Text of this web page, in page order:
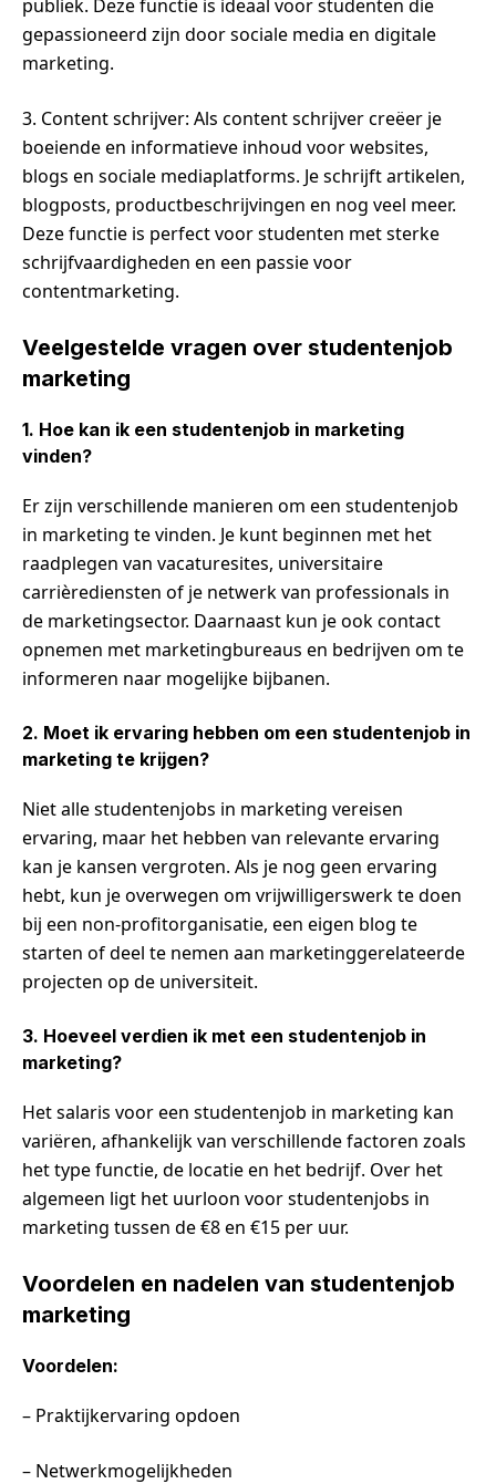
publiek. Deze functie is ideaal voor studenten die
gepassioneerd zijn door sociale media en digitale
marketing.
3. Content schrijver: Als content schrijver creëer je
boeiende en informatieve inhoud voor websites,
blogs en sociale mediaplatforms. Je schrijft artikelen,
blogposts, productbeschrijvingen en nog veel meer.
Deze functie is perfect voor studenten met sterke
schrijfvaardigheden en een passie voor
contentmarketing.
Veelgestelde vragen over studentenjob
marketing
1. Hoe kan ik een studentenjob in marketing
vinden?
Er zijn verschillende manieren om een studentenjob
in marketing te vinden. Je kunt beginnen met het
raadplegen van vacaturesites, universitaire
carrièrediensten of je netwerk van professionals in
de marketingsector. Daarnaast kun je ook contact
opnemen met marketingbureaus en bedrijven om te
informeren naar mogelijke bijbanen.
2. Moet ik ervaring hebben om een studentenjob in
marketing te krijgen?
Niet alle studentenjobs in marketing vereisen
ervaring, maar het hebben van relevante ervaring
kan je kansen vergroten. Als je nog geen ervaring
hebt, kun je overwegen om vrijwilligerswerk te doen
bij een non-profitorganisatie, een eigen blog te
starten of deel te nemen aan marketinggerelateerde
projecten op de universiteit.
3. Hoeveel verdien ik met een studentenjob in
marketing?
Het salaris voor een studentenjob in marketing kan
variëren, afhankelijk van verschillende factoren zoals
het type functie, de locatie en het bedrijf. Over het
algemeen ligt het uurloon voor studentenjobs in
marketing tussen de €8 en €15 per uur.
Voordelen en nadelen van studentenjob
marketing
Voordelen:
– Praktijkervaring opdoen
– Netwerkmogelijkheden